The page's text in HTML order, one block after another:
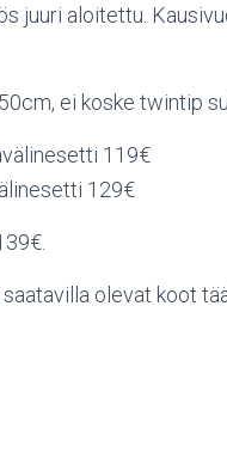
juuri aloitettu.
ei koske twintip
119€
129€
olevat koot